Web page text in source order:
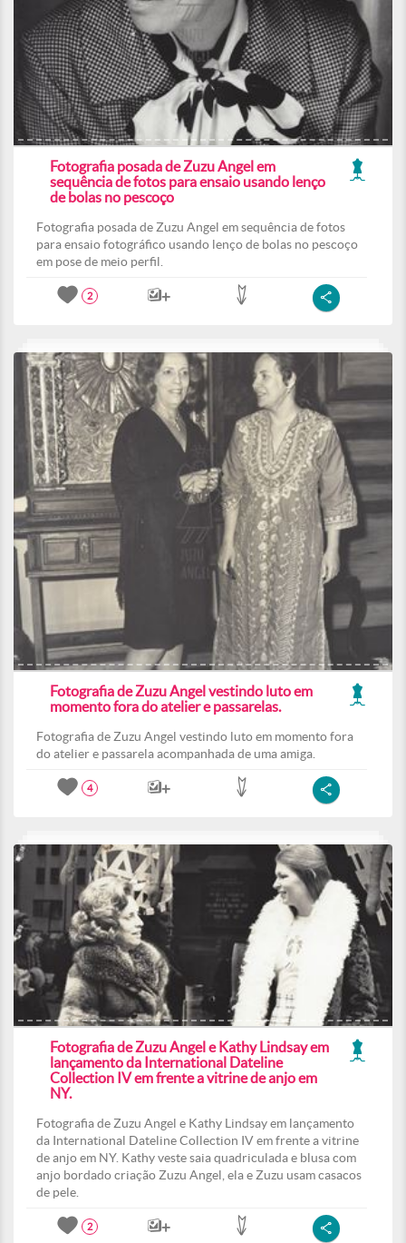
Fotografia posada de Zuzu Angel em
sequência de fotos para ensaio usando lenço
de bolas no pescoço
Fotografia posada de Zuzu Angel em sequência de fotos
para ensaio fotográfico usando lenço de bolas no pescoço
em pose de meio perfil.
2
Fotografia de Zuzu Angel vestindo luto em
momento fora do atelier e passarelas.
Fotografia de Zuzu Angel vestindo luto em momento fora
do atelier e passarela acompanhada de uma amiga.
4
Fotografia de Zuzu Angel e Kathy Lindsay em
lançamento da International Dateline
Collection IV em frente a vitrine de anjo em
NY.
Fotografia de Zuzu Angel e Kathy Lindsay em lançamento
da International Dateline Collection IV em frente a vitrine
de anjo em NY. Kathy veste saia quadriculada e blusa com
anjo bordado criação Zuzu Angel, ela e Zuzu usam casacos
de pele.
2